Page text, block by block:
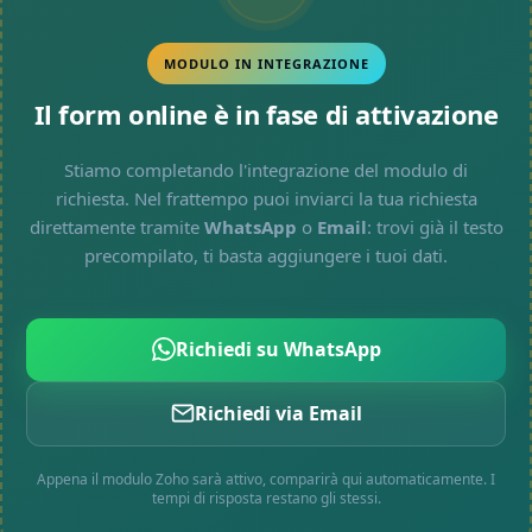
MODULO IN INTEGRAZIONE
Il form online è in fase di attivazione
Stiamo completando l'integrazione del modulo di
richiesta. Nel frattempo puoi inviarci la tua richiesta
direttamente tramite WhatsApp o Email: trovi già il testo
precompilato, ti basta aggiungere i tuoi dati.
Richiedi su WhatsApp
Richiedi via Email
Appena il modulo Zoho sarà attivo, comparirà qui automaticamente. I
tempi di risposta restano gli stessi.